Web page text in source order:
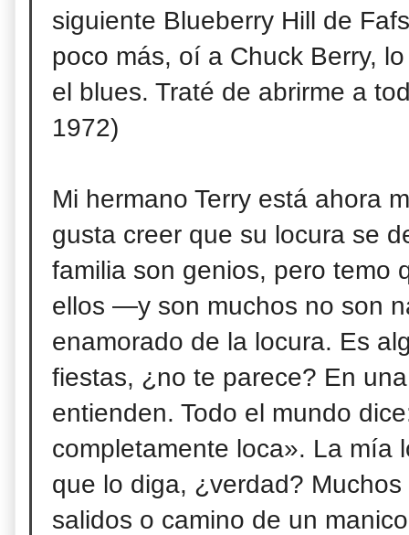
siguiente Blueberry Hill de
poco más, oí a Chuck Berry,
el blues. Traté de abrirme a
1972)
Mi hermano Terry está ahora
gusta creer que su locura se
familia son genios, pero temo
ellos ―y son muchos no son
enamorado de la locura. Es
fiestas, ¿no te parece? En
entienden. Todo el mundo
completamente loca». La mía
que lo diga, ¿verdad?
salidos o camino de un